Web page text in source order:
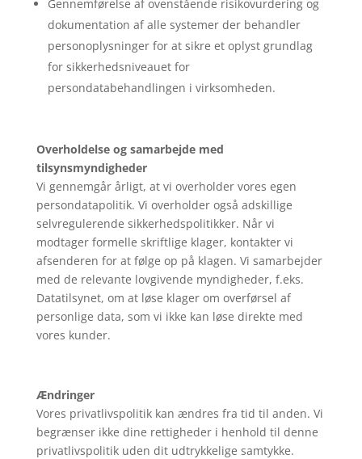
Gennemførelse af ovenstående risikovurdering og
dokumentation af alle systemer der behandler
personoplysninger for at sikre et oplyst grundlag
for sikkerhedsniveauet for
persondatabehandlingen i virksomheden.
Overholdelse og samarbejde med
tilsynsmyndigheder
Vi gennemgår årligt, at vi overholder vores egen
persondatapolitik. Vi overholder også adskillige
selvregulerende sikkerhedspolitikker. Når vi
modtager formelle skriftlige klager, kontakter vi
afsenderen for at følge op på klagen. Vi samarbejder
med de relevante lovgivende myndigheder, f.eks.
Datatilsynet, om at løse klager om overførsel af
personlige data, som vi ikke kan løse direkte med
vores kunder.
Ændringer
Vores privatlivspolitik kan ændres fra tid til anden. Vi
begrænser ikke dine rettigheder i henhold til denne
privatlivspolitik uden dit udtrykkelige samtykke.